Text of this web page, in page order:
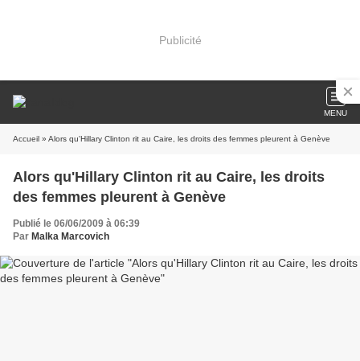
Publicité
MENU
Accueil » Alors qu'Hillary Clinton rit au Caire, les droits des femmes pleurent à Genève
Alors qu'Hillary Clinton rit au Caire, les droits
des femmes pleurent à Genève
Publié le 06/06/2009 à 06:39
Par Malka Marcovich